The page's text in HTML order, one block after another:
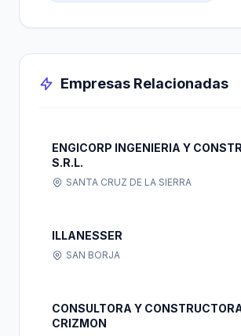
Empresas Relacionadas
ENGICORP INGENIERIA Y
S.R.L.
SANTA CRUZ DE LA SIERRA
ILLANESSER
SAN BORJA
CONSULTORA Y
CRIZMON